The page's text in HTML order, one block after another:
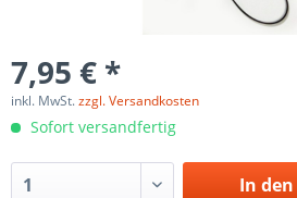
7,95 € *
inkl. MwSt.zzgl. Versandkosten
Sofort versandfertig
In den